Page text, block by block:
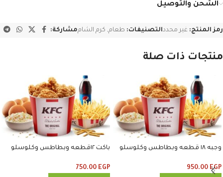
الشحن والتوصيل
رمز المنتج:غير محددالتصنيفات: طعام, كرم الشاممشاركة:
منتجات ذات صلة
وجبه ١٨ قطعه وبطاطس وكلوسلو
950.00 EGP
باكت ١٢قطعه وبطاطس وكلوسلو
750.00 EGP